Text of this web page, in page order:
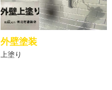
外壁塗装
上塗り